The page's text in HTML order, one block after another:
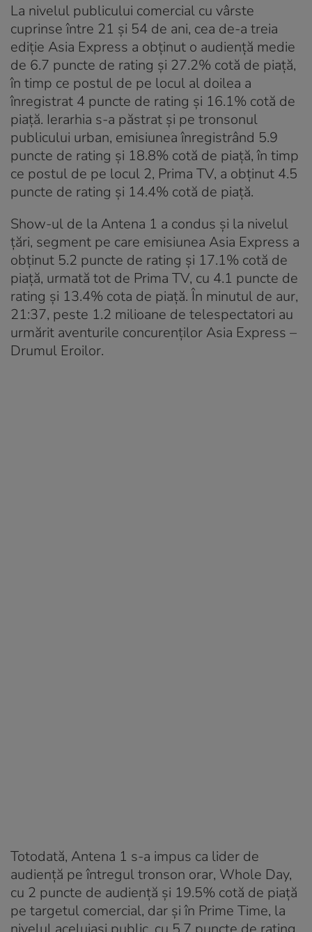
La nivelul publicului comercial cu vârste
cuprinse între 21 și 54 de ani, cea de-a treia
ediție Asia Express a obținut o audiență medie
de 6.7 puncte de rating și 27.2% cotă de piață,
în timp ce postul de pe locul al doilea a
înregistrat 4 puncte de rating și 16.1% cotă de
piață. Ierarhia s-a păstrat și pe tronsonul
publicului urban, emisiunea înregistrând 5.9
puncte de rating și 18.8% cotă de piață, în timp
ce postul de pe locul 2, Prima TV, a obținut 4.5
puncte de rating și 14.4% cotă de piață.
Show-ul de la Antena 1 a condus și la nivelul
țări, segment pe care emisiunea Asia Express a
obținut 5.2 puncte de rating și 17.1% cotă de
piață, urmată tot de Prima TV, cu 4.1 puncte de
rating şi 13.4% cota de piață. În minutul de aur,
21:37, peste 1.2 milioane de telespectatori au
urmărit aventurile concurenților Asia Express –
Drumul Eroilor.
Totodată, Antena 1 s-a impus ca lider de
audiență pe întregul tronson orar, Whole Day,
cu 2 puncte de audiență și 19.5% cotă de piață
pe targetul comercial, dar şi în Prime Time, la